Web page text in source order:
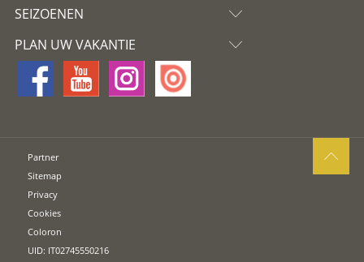
SEIZOENEN
PLAN UW VAKANTIE
Partner
Sitemap
Privacy
Cookies
Coloron
UID: IT02745550216